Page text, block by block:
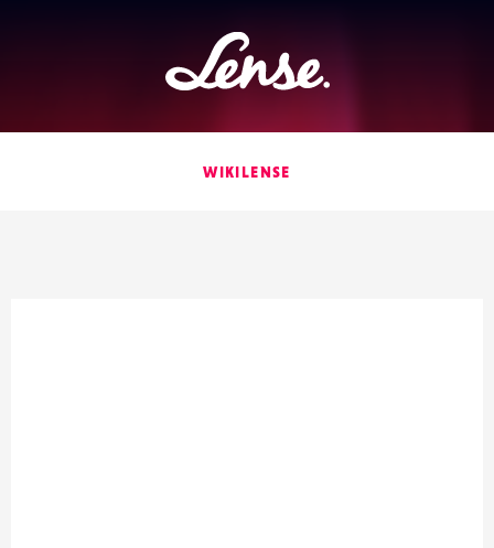
Lense
WIKILENSE